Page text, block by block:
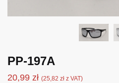
PP-197A
20,99 zł (25,82 zł z VAT)